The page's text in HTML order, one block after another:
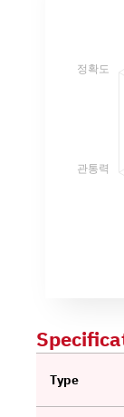
관통력
정확도
Type